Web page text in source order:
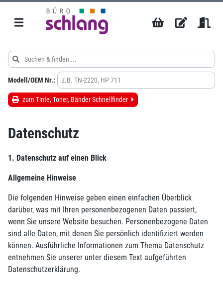
Modell/OEM Nr.:
zum Tinte, Toner, Bänder Schnellfinder
Datenschutz
1. Datenschutz auf einen Blick
Allgemeine Hinweise
Die folgenden Hinweise geben einen einfachen Überblick
darüber, was mit Ihren personenbezogenen Daten passiert,
wenn Sie unsere Website besuchen. Personenbezogene Daten
sind alle Daten, mit denen Sie persönlich identifiziert werden
können. Ausführliche Informationen zum Thema Datenschutz
entnehmen Sie unserer unter diesem Text aufgeführten
Datenschutzerklärung.